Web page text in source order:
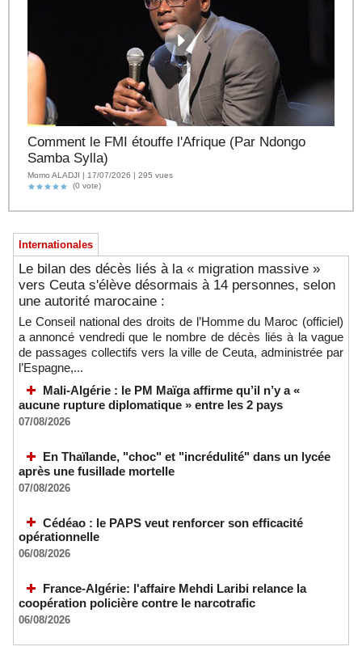
Comment le FMI étouffe l'Afrique (Par Ndongo
Samba Sylla)
Momo ALADJI | 17/07/2026 | 295 vues
(0 vote)
Internationales
Le bilan des décès liés à la « migration massive »
vers Ceuta s'élève désormais à 14 personnes, selon
une autorité marocaine :
Le Conseil national des droits de l’Homme du Maroc (officiel)
a annoncé vendredi que le nombre de décès liés à la vague
de passages collectifs vers la ville de Ceuta, administrée par
l’Espagne,...
Mali-Algérie : le PM Maïga affirme qu’il n’y a «
aucune rupture diplomatique » entre les 2 pays
07/08/2026
En Thaïlande, "choc" et "incrédulité" dans un lycée
après une fusillade mortelle
07/08/2026
Cédéao : le PAPS veut renforcer son efficacité
opérationnelle
06/08/2026
France-Algérie: l'affaire Mehdi Laribi relance la
coopération policière contre le narcotrafic
06/08/2026